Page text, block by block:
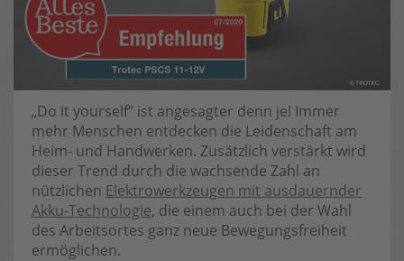
„Do it yourself“ ist angesagter denn je! Immer
mehr Menschen entdecken die Leidenschaft am
Heim- und Handwerken. Zusätzlich verstärkt wird
dieser Trend durch die wachsende Zahl an
nützlichen Elektrowerkzeugen mit ausdauernder
Akku-Technologie, die einem auch bei der Wahl
des Arbeitsortes ganz neue Bewegungsfreiheit
ermöglichen.